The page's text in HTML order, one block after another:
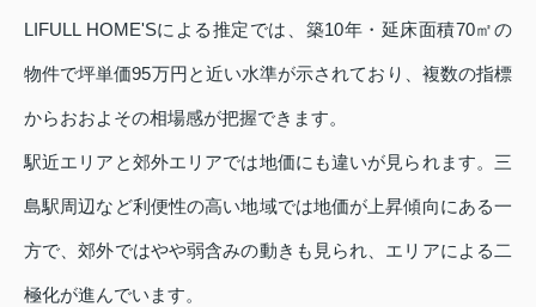
LIFULL HOME'Sによる推定では、築10年・延床面積70㎡の
物件で坪単価95万円と近い水準が示されており、複数の指標
からおおよその相場感が把握できます。
駅近エリアと郊外エリアでは地価にも違いが見られます。三
島駅周辺など利便性の高い地域では地価が上昇傾向にある一
方で、郊外ではやや弱含みの動きも見られ、エリアによる二
極化が進んでいます。